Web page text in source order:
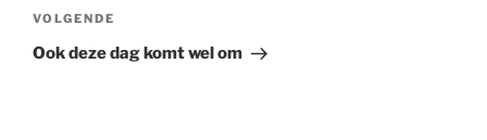
Volgend
bericht
VOLGENDE
Ook deze dag komt wel om